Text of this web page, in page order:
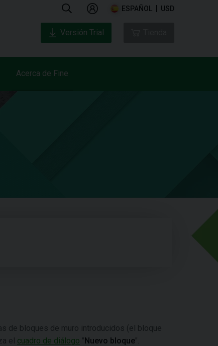
ESPAÑOL USD
Acerca de Fine
Versión Trial
de bloques de muro introducidos (el bloque
el cuadro de diálogo "Nuevo bloque".